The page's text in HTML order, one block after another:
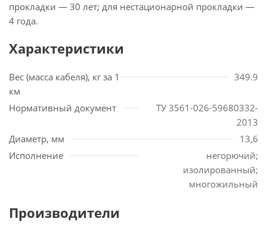
прокладки — 30 лет; для нестационарной прокладки —
4 года.
Характеристики
Вес (масса кабеля), кг за 1
км
349.9
Нормативный документ
ТУ 3561-026-59680332-
2013
Диаметр, мм
13,6
Исполнение
негорючий;
изолированный;
многожильный
Производители